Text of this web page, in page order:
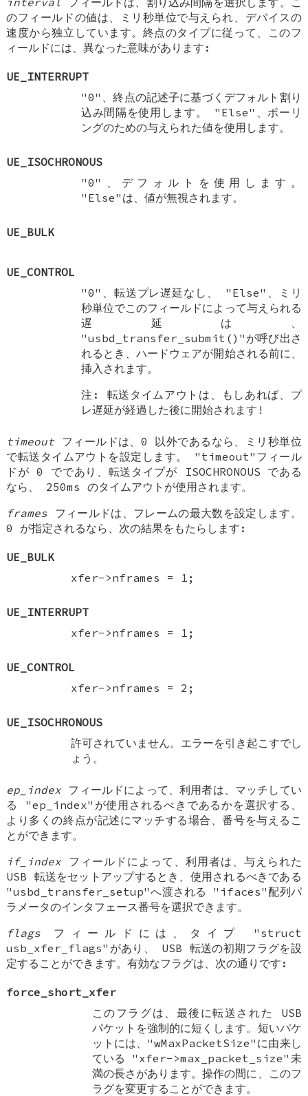
のフィールドの値は、ミリ秒単位で与えられ、デバイスの
速度から独立しています。終点のタイプに従って、このフ
ィールドには、異なった意味があります:
UE_INTERRUPT
"0"、終点の記述子に基づくデフォルト割り
込み間隔を使用します。 "Else"、ポーリ
ングのための与えられた値を使用します。
UE_ISOCHRONOUS
"0"、デフォルトを使用します。
"Else"は、値が無視されます。
UE_BULK
UE_CONTROL
"0"、転送プレ遅延なし、 "Else"、ミリ
秒単位でこのフィールドによって与えられる
遅延は、
"usbd_transfer_submit()"が呼び出さ
れるとき、ハードウェアが開始される前に、
挿入されます。
注: 転送タイムアウトは、もしあれば、プ
レ遅延が経過した後に開始されます!
timeoutフィールドは、0 以外であるなら、ミリ秒単位
で転送タイムアウトを設定します。 "timeout"フィール
ドが 0 でであり、転送タイプが ISOCHRONOUS である
なら、 250ms のタイムアウトが使用されます。
frames フィールドは、フレームの最大数を設定します。
0 が指定されるなら、次の結果をもたらします:
UE_BULK
xfer->nframes = 1;
UE_INTERRUPT
xfer->nframes = 1;
UE_CONTROL
xfer->nframes = 2;
UE_ISOCHRONOUS
許可されていません。エラーを引き起こすでし
ょう。
ep_index フィールドによって、利用者は、マッチしてい
る "ep_index"が使用されるべきであるかを選択する、
より多くの終点が記述にマッチする場合、番号を与えるこ
とができます。
if_index フィールドによって、利用者は、与えられた
USB 転送をセットアップするとき、使用されるべきである
"usbd_transfer_setup"へ渡される "ifaces"配列パ
ラメータのインタフェース番号を選択できます。
flags フィールドには、タイプ "struct
usb_xfer_flags"があり、 USB 転送の初期フラグを設
定することができます。有効なフラグは、次の通りです:
force_short_xfer
このフラグは、最後に転送された USB
パケットを強制的に短くします。短いパケ
ットには、"wMaxPacketSize"に由来し
ている "xfer->max_packet_size"未
満の長さがあります。操作の間に、このフ
ラグを変更することができます。